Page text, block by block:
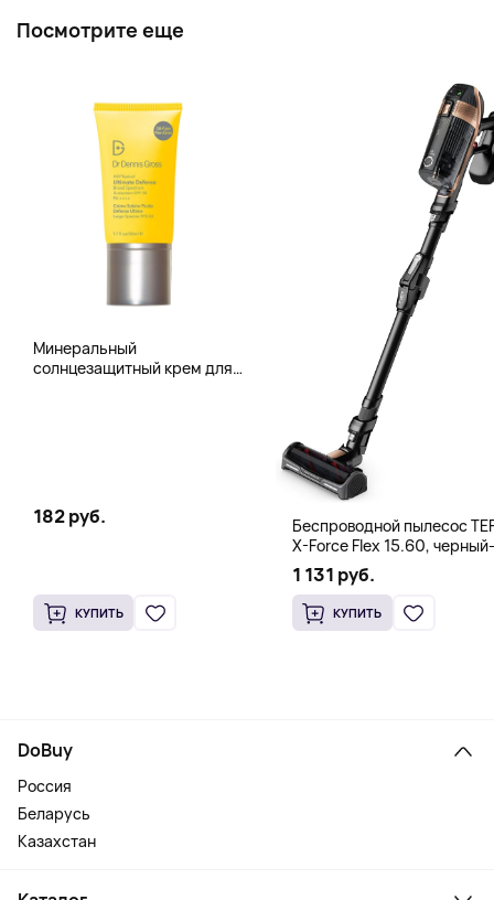
Посмотрите еще
Минеральный
солнцезащитный крем для
182 руб.
КУПИТЬ
Беспроводной пылесос
X-Force Flex 15.60, черный-
медный
1 131 руб.
КУПИТЬ
DoBuy
Россия
Беларусь
Казахстан